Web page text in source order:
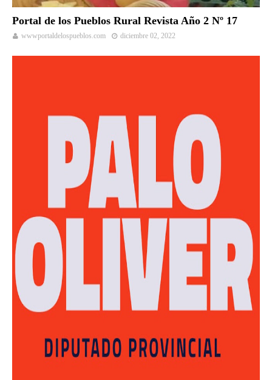
Portal de los Pueblos Rural Revista Año 2 Nº 17
wwwportaldelospueblos.com diciembre 02, 2022